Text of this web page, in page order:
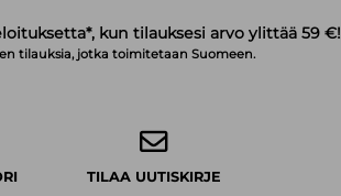
kun tilauksesi arvo ylittää 59 €!
tilauksia, jotka toimitetaan Suomeen.
TILAA UUTISKIRJE